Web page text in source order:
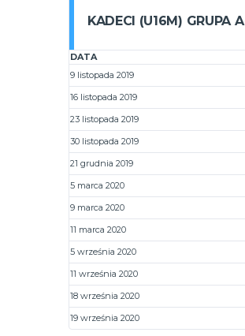
KADECI (U16M) GRUPA A
DATA
9 listopada 2019
16 listopada 2019
23 listopada 2019
30 listopada 2019
21 grudnia 2019
5 marca 2020
9 marca 2020
11 marca 2020
5 września 2020
11 września 2020
18 września 2020
19 września 2020